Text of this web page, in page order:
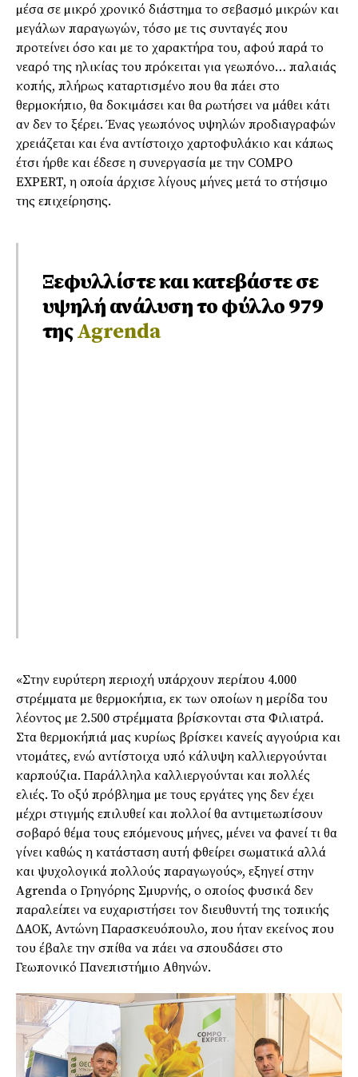
µέσα σε µικρό χρονικό διάστηµα το σεβασµό µικρών και
µεγάλων παραγωγών, τόσο µε τις συνταγές που
προτείνει όσο και µε το χαρακτήρα του, αφού παρά το
νεαρό της ηλικίας του πρόκειται για γεωπόνο… παλαιάς
κοπής, πλήρως καταρτισµένο που θα πάει στο
θερµοκήπιο, θα δοκιµάσει και θα ρωτήσει να µάθει κάτι
αν δεν το ξέρει. Ένας γεωπόνος υψηλών προδιαγραφών
χρειάζεται και ένα αντίστοιχο χαρτοφυλάκιο και κάπως
έτσι ήρθε και έδεσε η συνεργασία µε την COMPO
EXPERT, η οποία άρχισε λίγους µήνες µετά το στήσιµο
της επιχείρησης.
Ξεφυλλίστε και κατεβάστε σε
υψηλή ανάλυση το φύλλο 979
τηςAgrenda
«Στην ευρύτερη περιοχή υπάρχουν περίπου 4.000
στρέµµατα µε θερµοκήπια, εκ των οποίων η µερίδα του
λέοντος µε 2.500 στρέµµατα βρίσκονται στα Φιλιατρά.
Στα θερµοκήπιά µας κυρίως βρίσκει κανείς αγγούρια και
ντοµάτες, ενώ αντίστοιχα υπό κάλυψη καλλιεργούνται
καρπούζια. Παράλληλα καλλιεργούνται και πολλές
ελιές. Το οξύ πρόβληµα µε τους εργάτες γης δεν έχει
µέχρι στιγµής επιλυθεί και πολλοί θα αντιµετωπίσουν
σοβαρό θέµα τους επόµενους µήνες, µένει να φανεί τι θα
γίνει καθώς η κατάσταση αυτή φθείρει σωµατικά αλλά
και ψυχολογικά πολλούς παραγωγούς», εξηγεί στην
Agrenda ο Γρηγόρης Σµυρνής, ο οποίος φυσικά δεν
παραλείπει να ευχαριστήσει τον διευθυντή της τοπικής
∆ΑΟΚ, Αντώνη Παρασκευόπουλο, που ήταν εκείνος που
του έβαλε την σπίθα να πάει να σπουδάσει στο
Γεωπονικό Πανεπιστήµιο Αθηνών.